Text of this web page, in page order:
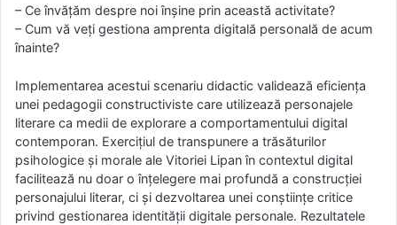
– Ce învățăm despre noi înșine prin această activitate?
– Cum vă veți gestiona amprenta digitală personală de acum
înainte?
Implementarea acestui scenariu didactic validează eficiența
unei pedagogii constructiviste care utilizează personajele
literare ca medii de explorare a comportamentului digital
contemporan. Exercițiul de transpunere a trăsăturilor
psihologice și morale ale Vitoriei Lipan în contextul digital
facilitează nu doar o înțelegere mai profundă a construcției
personajului literar, ci și dezvoltarea unei conștiințe critice
privind gestionarea identității digitale personale. Rezultatele